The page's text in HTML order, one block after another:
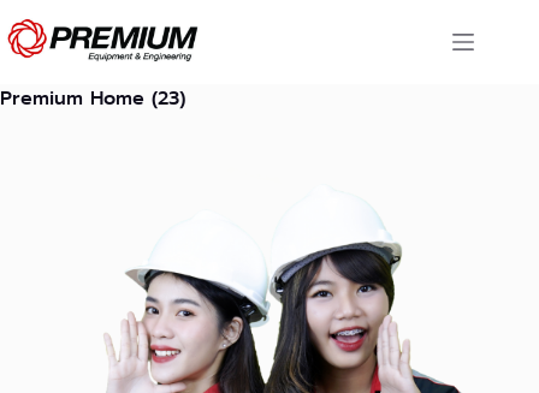
Skip
to
content
Premium Home (23)